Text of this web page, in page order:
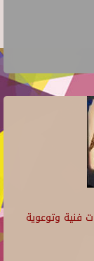
فنية وتوعوية